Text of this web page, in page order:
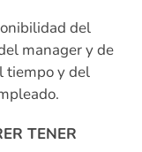
del
manager y de
tiempo y del
TENER